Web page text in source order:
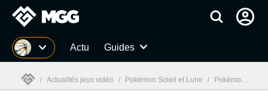
MGG Actu Guides
/ Actualités jeux vidéo / Pokémon Soleil et Lune / Pokémon Soleil et Lune : preview épisode 120, Kyogre